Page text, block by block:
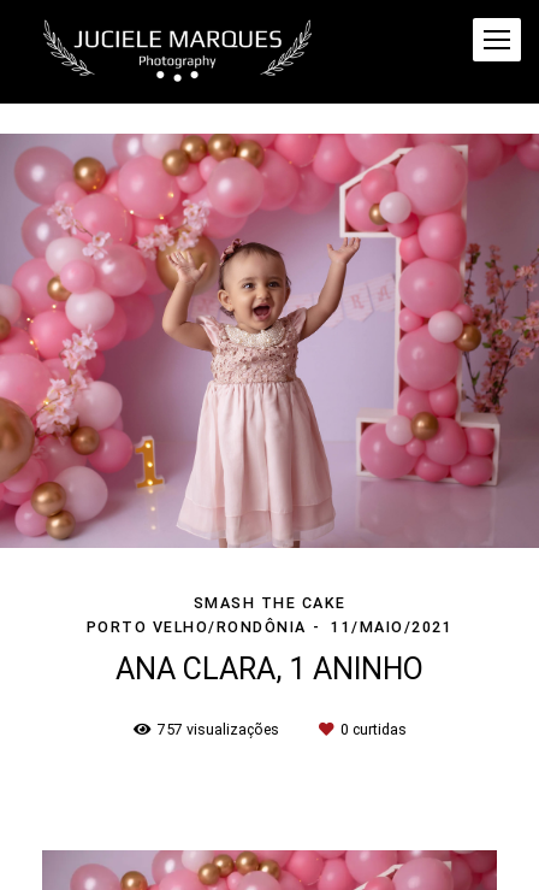
SMASH THE CAKE
PORTO VELHO/RONDÔNIA
11/MAIO/2021
ANA CLARA, 1 ANINHO
757 visualizações 0 curtidas